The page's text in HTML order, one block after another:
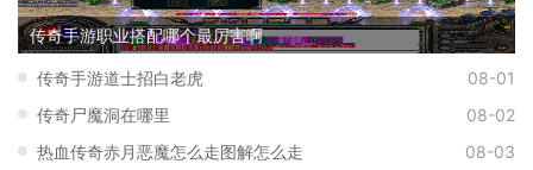
传奇手游职业搭配哪个最厉害啊
传奇手游道士招白老虎
08-01
传奇尸魔洞在哪里
08-02
热血传奇赤月恶魔怎么走图解怎么走
08-03